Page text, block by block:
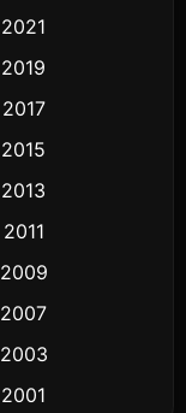
2021
2019
2017
2015
2013
2011
2009
2007
2003
2001